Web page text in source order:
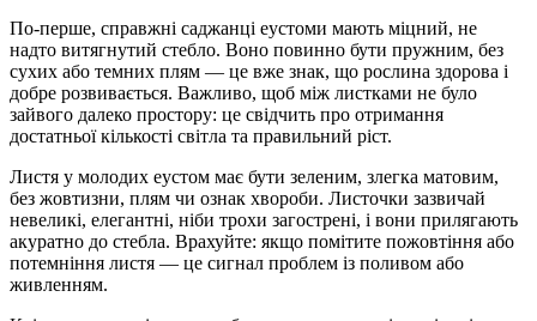
По-перше, справжні саджанці еустоми мають міцний, не
надто витягнутий стебло. Воно повинно бути пружним, без
сухих або темних плям — це вже знак, що рослина здорова і
добре розвивається. Важливо, щоб між листками не було
зайвого далеко простору: це свідчить про отримання
достатньої кількості світла та правильний ріст.
Листя у молодих еустом має бути зеленим, злегка матовим,
без жовтизни, плям чи ознак хвороби. Листочки зазвичай
невеликі, елегантні, ніби трохи загострені, і вони прилягають
акуратно до стебла. Врахуйте: якщо помітите пожовтіння або
потемніння листя — це сигнал проблем із поливом або
живленням.